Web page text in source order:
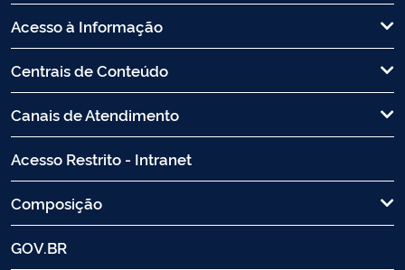
Acesso à Informação
Centrais de Conteúdo
Canais de Atendimento
Acesso Restrito - Intranet
Composição
GOV.BR